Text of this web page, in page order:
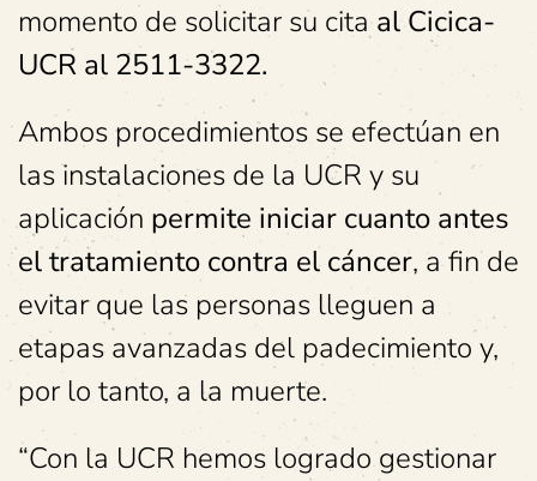
momento de solicitar su cita al Cicica-
UCR al 2511-3322.
Ambos procedimientos se efectúan en
las instalaciones de la UCR y su
aplicación permite iniciar cuanto antes
el tratamiento contra el cáncer, a fin de
evitar que las personas lleguen a
etapas avanzadas del padecimiento y,
por lo tanto, a la muerte.
“Con la UCR hemos logrado gestionar